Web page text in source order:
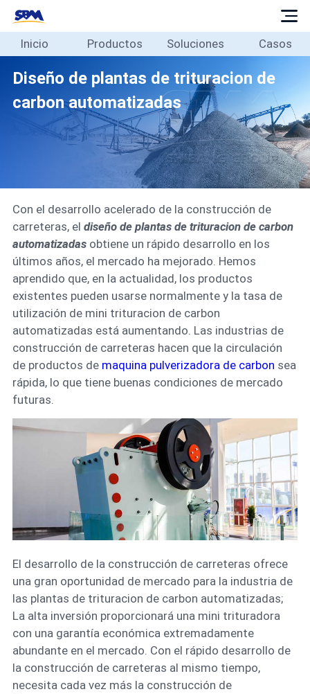
Inicio
Productos
Soluciones
Contacto
Español
Inicio Productos Soluciones Casos
Diseño de plantas de trituracion de
carbon automatizadas
Con el desarrollo acelerado de la construcción de
carreteras, el diseño de plantas de trituracion de carbon
automatizadas obtiene un rápido desarrollo en los
últimos años, el mercado ha mejorado. Hemos
aprendido que, en la actualidad, los productos
existentes pueden usarse normalmente y la tasa de
utilización de mini trituracion de carbon
automatizadas está aumentando. Las industrias de
construcción de carreteras hacen que la circulación
de productos de maquina pulverizadora de carbon sea
rápida, lo que tiene buenas condiciones de mercado
futuras.
El desarrollo de la construcción de carreteras ofrece
una gran oportunidad de mercado para la industria de
las plantas de trituracion de carbon automatizadas;
La alta inversión proporcionará una mini trituradora
con una garantía económica extremadamente
abundante en el mercado. Con el rápido desarrollo de
la construcción de carreteras al mismo tiempo,
necesita cada vez más la construcción de